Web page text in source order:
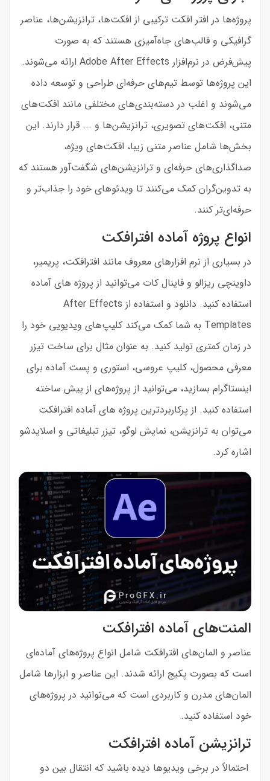
پروژه‌ها در افتر افکت ترکیبی از افکت‌ها، ترانزیشن‌ها، عناصر
گرافیکی و قالب‌های جاه‌آمیزی هستند که به صورت
پیش‌فرض در نرم‌افزار Adobe After Effects ارائه می‌شوند.
این پروژه‌ها توسط تیم‌های حرفه‌ای طراحی و توسعه داده
می‌شوند و اغلب در دسته‌بندی‌های مختلفی مانند افکت‌های
متنی، افکت‌های تصویری، ترانزیشن‌ها و ... قرار دارند. این
بخش‌ها شامل عناصر متنی زیبا، افکت‌های ویژه،
صداگذاری‌های حرفه‌ای و ترانزیشن‌های شگفت‌آور هستند که
به تدوین‌گران کمک می‌کنند تا ویدئوهای خود را جذاب‌تر و
حرفه‌ای‌تر کنند.
انواع پروژه آماده افترافکت
در بسیاری از نرم افزارهای معروف مانند افترافکت، پریمیر،
داوینچی ریزالو و فاینال کات می‌توانید از پروژه های آماده
استفاده کنید. دانلود و استفاده از After Effects
Templates به شما کمک می‌کند کلیپ‌های ویدیویی خود را
در زمان کمتری تولید کنید. به عنوان مثال برای ساخت تیزر
معرفی محصول، کلیپ عروسی، استوری و پست آماده برای
اینستاگرام بسازید، می‌توانید از پروژه‌های از پیش ساخته
استفاده کنید. از پرکاربردترین پروژه های آماده افترافکت
می‌توان به ترانزیشن، نمایش لوگو، تیزر تبلیغاتی و اسلایدشو
اشاره کرد.
المنت‌های آماده افترافکت
عناصر و المان‌های افترافکت شامل انواع پروژه‌های آماده‌ای
است که بصورت پکیج ارائه شدند. این عناصر و ابزارها شامل
المان‌های مدرن و کاربردی است که می‌توانید در پروژه‌های
خود استفاده کنید.
ترانزیشن آماده افترافکت
احتمالاً در برخی ویدیوها دیده باشید که انتقال بین دو